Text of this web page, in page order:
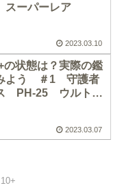
ーパーレア
2023.03.10
の状態は？実際の鑑
よう ＃1 守護者
PH-25 ウルトラ
2023.03.07